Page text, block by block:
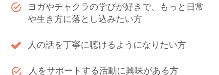
ヨガやチャクラの学びが好きで、もっと日常
や生き方に落とし込みたい方
人の話を丁寧に聴けるようになりたい方
人をサポートする活動に興味がある方